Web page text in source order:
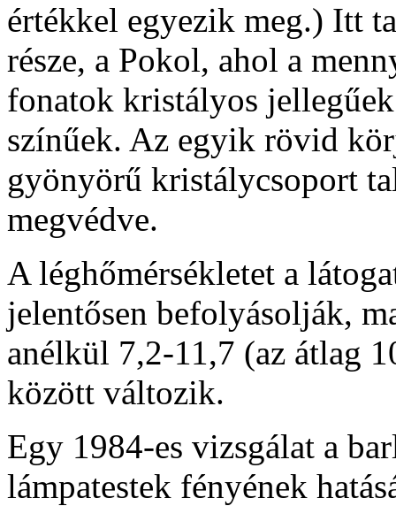
értékkel egyezik meg.) Itt
része, a Pokol, ahol a
fonatok kristályos
színűek. Az egyik rövid
gyönyörű kristálycsoport
megvédve.
A léghőmérsékletet a
jelentősen befolyásolják,
anélkül 7,2-11,7 (az átlag
között változik.
Egy 1984-es vizsgálat a
lámpatestek fényének